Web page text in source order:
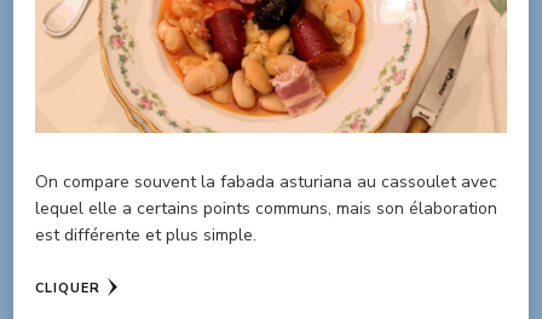
On compare souvent la fabada asturiana au cassoulet avec
lequel elle a certains points communs, mais son élaboration
est différente et plus simple.
CLIQUER